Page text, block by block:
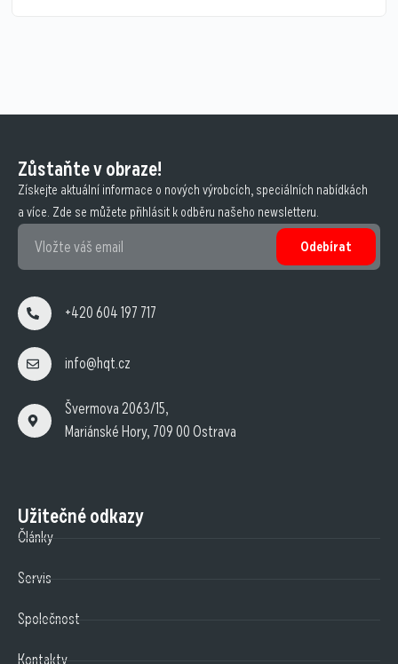
Zůstaňte v obraze!
Získejte aktuální informace o nových výrobcích, speciálních nabídkách
a více. Zde se můžete přihlásit k odběru našeho newsletteru.
Odebírat
+420 604 197 717
info@hqt.cz
Švermova 2063/15,
Mariánské Hory, 709 00 Ostrava
Užitečné odkazy
Články
Servis
Společnost